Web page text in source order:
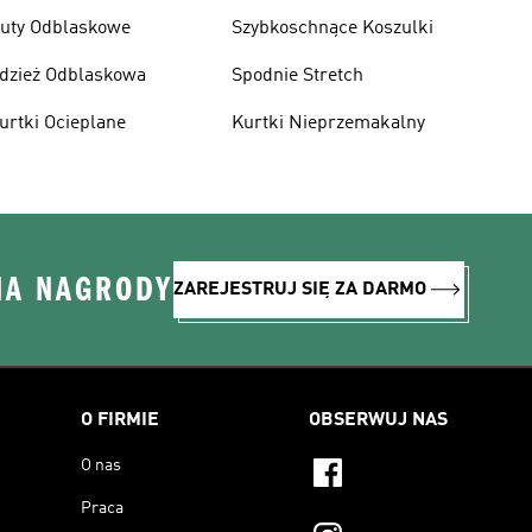
Odblaskowe
Odblaskowa
Ocieplane
Szybkoschnące Koszulki
Spodnie Stretch
Kurtki Nieprzemakalny
NAGRODYZAREJESTRUJ SIĘ ZA DARMO
O FIRMIE
O nas
Praca
OBSERWUJ NAS